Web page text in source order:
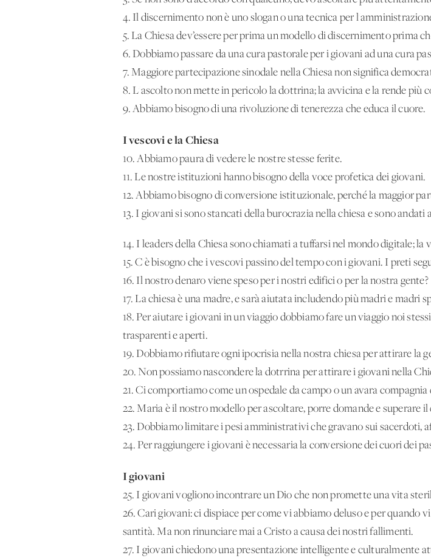
4. Il discernimento non è uno slogan o una tecnica per
5. La Chiesa dev’essere per prima un modello di discernimento prima
6. Dobbiamo passare da una cura pastorale per i giovani ad una cura
7. Maggiore partecipazione sinodale nella Chiesa non significa
8. L'ascolto non mette in pericolo la dottrina; la avvicina e la rende più
9. Abbiamo bisogno di una rivoluzione di tenerezza che educa il cuore.
I vescovi e la Chiesa
10. Abbiamo paura di vedere le nostre stesse ferite.
11. Le nostre istituzioni hanno bisogno della voce profetica dei giovani.
12. Abbiamo bisogno di conversione istituzionale, perché la maggior
13. I giovani si sono stancati della burocrazia nella chiesa e sono andati
14. I leaders della Chiesa sono chiamati a tuffarsi nel mondo digitale;
15. C'è bisogno che i vescovi passino del tempo con i giovani. I preti
16. Il nostro denaro viene speso per i nostri edifici o per la nostra gente?
17. La chiesa è una madre, e sarà aiutata includendo più madri e madri
18. Per aiutare i giovani in un viaggio dobbiamo fare un viaggio noi
trasparenti e aperti.
19. Dobbiamo rifiutare ogni ipocrisia nella nostra chiesa per attirare la
20. Non possiamo nascondere la dotrrina per attirare i giovani nella
21. Ci comportiamo come un ospedale da campo o un'avara compagnia
22. Maria è il nostro modello per ascoltare, porre domande e superare
23. Dobbiamo limitare i pesi amministrativi che gravano sui sacerdoti,
24. Per raggiungere i giovani è necessaria la conversione dei cuori dei
I giovani
25. I giovani vogliono incontrare un Dio che non promette una vita
26. Cari giovani: ci dispiace per come vi abbiamo deluso e per quando
santità. Ma non rinunciare mai a Cristo a causa dei nostri fallimenti.
27. I giovani chiedono una presentazione intelligente e culturalmente